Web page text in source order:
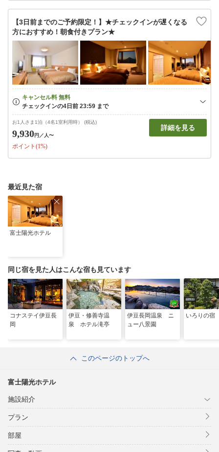
【3日前までのご予約限定！】★チェックインが遅くなる
方におすすめ！朝食付きプラン★
お1人さま1泊（4名1室利用時） (税込)
9,930円 ／人〜
ポイント(1%)
詳細を見る
最近見た宿
富士陽光ホテル
同じ宿を見た人はこんな宿も見ています
コナステイ伊豆長
岡
伊豆・修善寺温
泉 ホテル滝亭
伊豆長岡温泉 ニ
ュー八景園
いろりの
このページのトップへ
富士陽光ホテル
施設紹介
プラン
部屋